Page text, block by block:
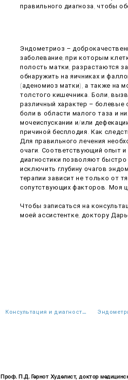
правильного диагноза, чтобы
Эндометриоз –
заболевание, при которым
полость матки, разрастаются
обнаружить на яичниках и
(аденомиоз матки), а также на
толстого кишечника. Боли,
различный характер – болевые
боли в области малого таза и
мочеиспускании и/или
причиной бесплодия. Как
Для правильного лечения
очаги. Соответствующий опыт
диагностики позволяют
исключить глубину очагов
терапии зависит не только от
сопутствующих факторов. Моя
Чтобы записаться на
моей ассистентке, доктору
Консультация и диагностика
Проф. П.Д. Гернот Худелист, доктор